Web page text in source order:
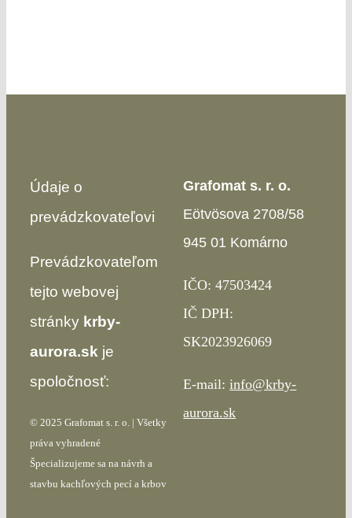
Údaje o
prevádzkovateľovi
Prevádzkovateľom
tejto webovej
stránky krby-
aurora.sk je
spoločnosť:
© 2025 Grafomat s. r. o. | Všetky
práva vyhradené
Špecializujeme sa na návrh a
stavbu kachľových pecí a krbov
Grafomat s. r. o.
Eötvösova 2708/58
945 01 Komárno
IČO: 47503424
IČ DPH:
SK2023926069
E-mail:info@krby-
aurora.sk